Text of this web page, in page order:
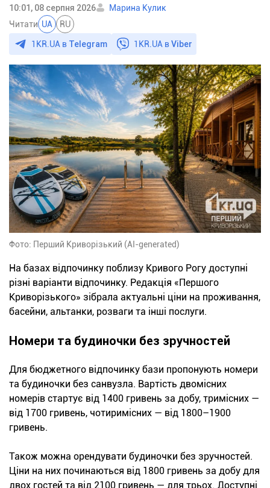
10:01, 08 серпня 2026
Марина Кулик
Читати UA RU
1KR.UA в Telegram 1KR.UA вViber
Фото: Перший Криворізький (AI-generated)
На базах відпочинку поблизу Кривого Рогу доступні
різні варіанти відпочинку. Редакція «Першого
Криворізького» зібрала актуальні ціни на проживання,
басейни, альтанки, розваги та інші послуги.
Номери та будиночки без зручностей
Для бюджетного відпочинку бази пропонують номери
та будиночки без санвузла. Вартість двомісних
номерів стартує від 1400 гривень за добу, тримісних —
від 1700 гривень, чотиримісних — від 1800–1900
гривень.
Також можна орендувати будиночки без зручностей.
Ціни на них починаються від 1800 гривень за добу для
двох гостей та від 2100 гривень — для трьох. Доступні